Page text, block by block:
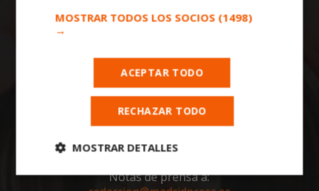
mostoleshoy.com. Mantente informado de
deportes de tu ciudad. ¡Síguenos!
Notas de prensa a:
MOSTRAR TODOS LOS SOCIOS (1498)
→
ACEPTAR TODO
RECHAZAR TODO
MOSTRAR DETALLES
Cookies
Cookies de